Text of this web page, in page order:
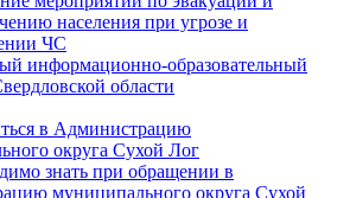
населения при угрозе и
ЧС
информационно-образовательный
области
в Администрацию
округа Сухой Лог
знать при обращении в
муниципального округа Сухой